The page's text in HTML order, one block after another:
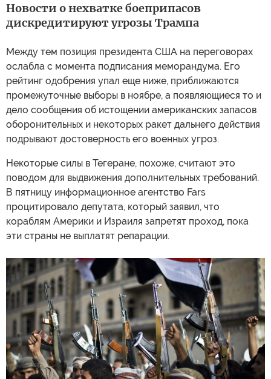
Новости о нехватке боеприпасов
дискредитируют угрозы Трампа
Между тем позиция президента США на переговорах
ослабла с момента подписания меморандума. Его
рейтинг одобрения упал еще ниже, приближаются
промежуточные выборы в ноябре, а появляющиеся то и
дело сообщения об истощении американских запасов
оборонительных и некоторых ракет дальнего действия
подрывают достоверность его военных угроз.
Некоторые силы в Тегеране, похоже, считают это
поводом для выдвижения дополнительных требований.
В пятницу информационное агентство Fars
процитировало депутата, который заявил, что
кораблям Америки и Израиля запретят проход, пока
эти страны не выплатят репарации.